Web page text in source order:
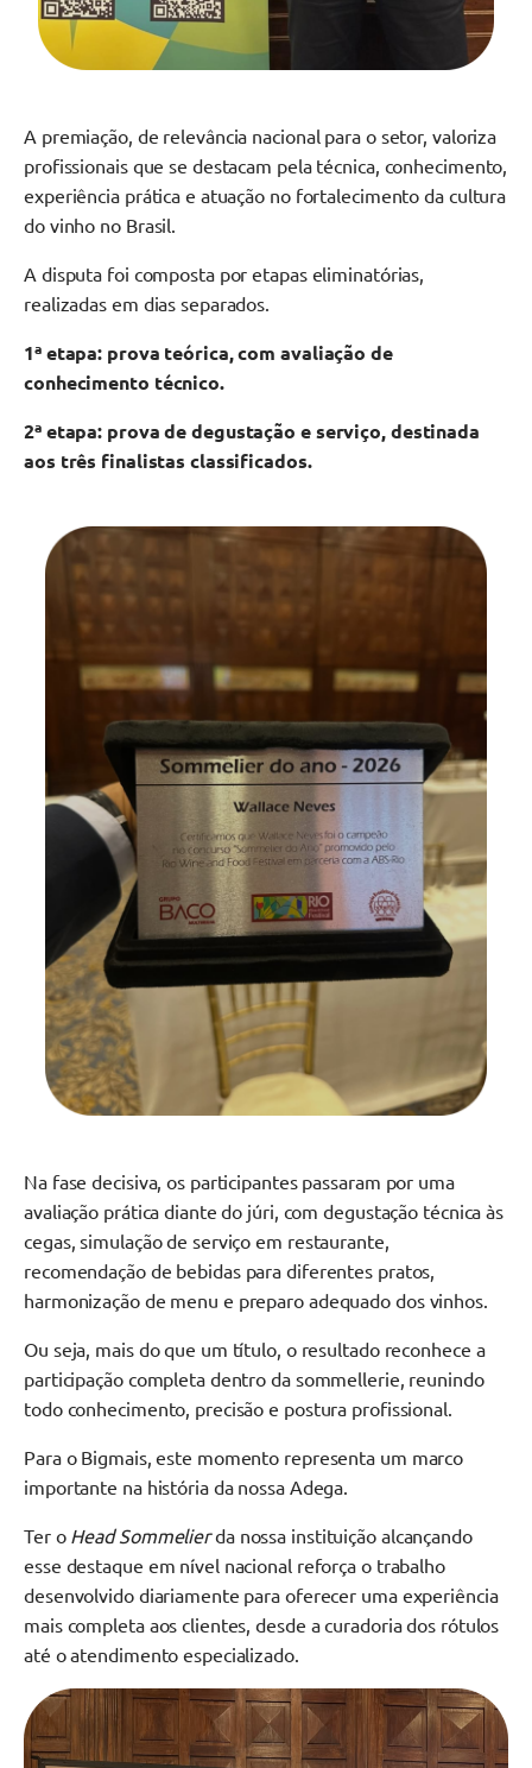
A premiação, de relevância nacional para o setor, valoriza
profissionais que se destacam pela técnica, conhecimento,
experiência prática e atuação no fortalecimento da cultura
do vinho no Brasil.
A disputa foi composta por etapas eliminatórias,
realizadas em dias separados.
1ª etapa: prova teórica, com avaliação de
conhecimento técnico.
2ª etapa: prova de degustação e serviço, destinada
aos três finalistas classificados.
Na fase decisiva, os participantes passaram por uma
avaliação prática diante do júri, com degustação técnica às
cegas, simulação de serviço em restaurante,
recomendação de bebidas para diferentes pratos,
harmonização de menu e preparo adequado dos vinhos.
Ou seja, mais do que um título, o resultado reconhece a
participação completa dentro da sommellerie, reunindo
todo conhecimento, precisão e postura profissional.
Para o Bigmais, este momento representa um marco
importante na história da nossa Adega.
Ter o Head Sommelierda nossa instituição alcançando
esse destaque em nível nacional reforça o trabalho
desenvolvido diariamente para oferecer uma experiência
mais completa aos clientes, desde a curadoria dos rótulos
até o atendimento especializado.